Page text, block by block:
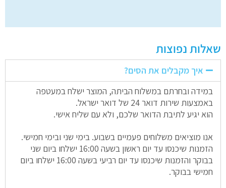
שאלות נפוצות
איך מקבלים את הסים?
במידה ובחרתם במשלוח הביתה, המוצר ישלח במעטפה
באמצעות שירות דואר 24 של דואר ישראל.
הוא יגיע לתיבת הדואר שלכם, ולא עם שליח אישי.
אנו מוציאים משלוחים פעמיים בשבוע. בימי שני ובימי חמישי.
הזמנות שיכנסו עד יום ראשון בשעה 16:00 ישלחו ביום שני
בבוקר והזמנות שיכנסו עד יום רביעי בשעה 16:00 ישלחו ביום
חמישי בבוקר.